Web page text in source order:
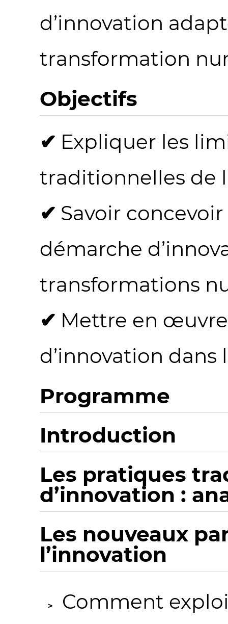
d’innovation
transformation
Objectifs
Expliquer les
traditionnelles de
Savoir
démarche
transformations
Mettre en
d’innovation
Programme
Introduction
Les pratiques
d’innovation :
Les nouveaux
l’innovation
Comment